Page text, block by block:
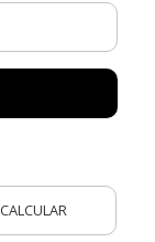
CALCULAR